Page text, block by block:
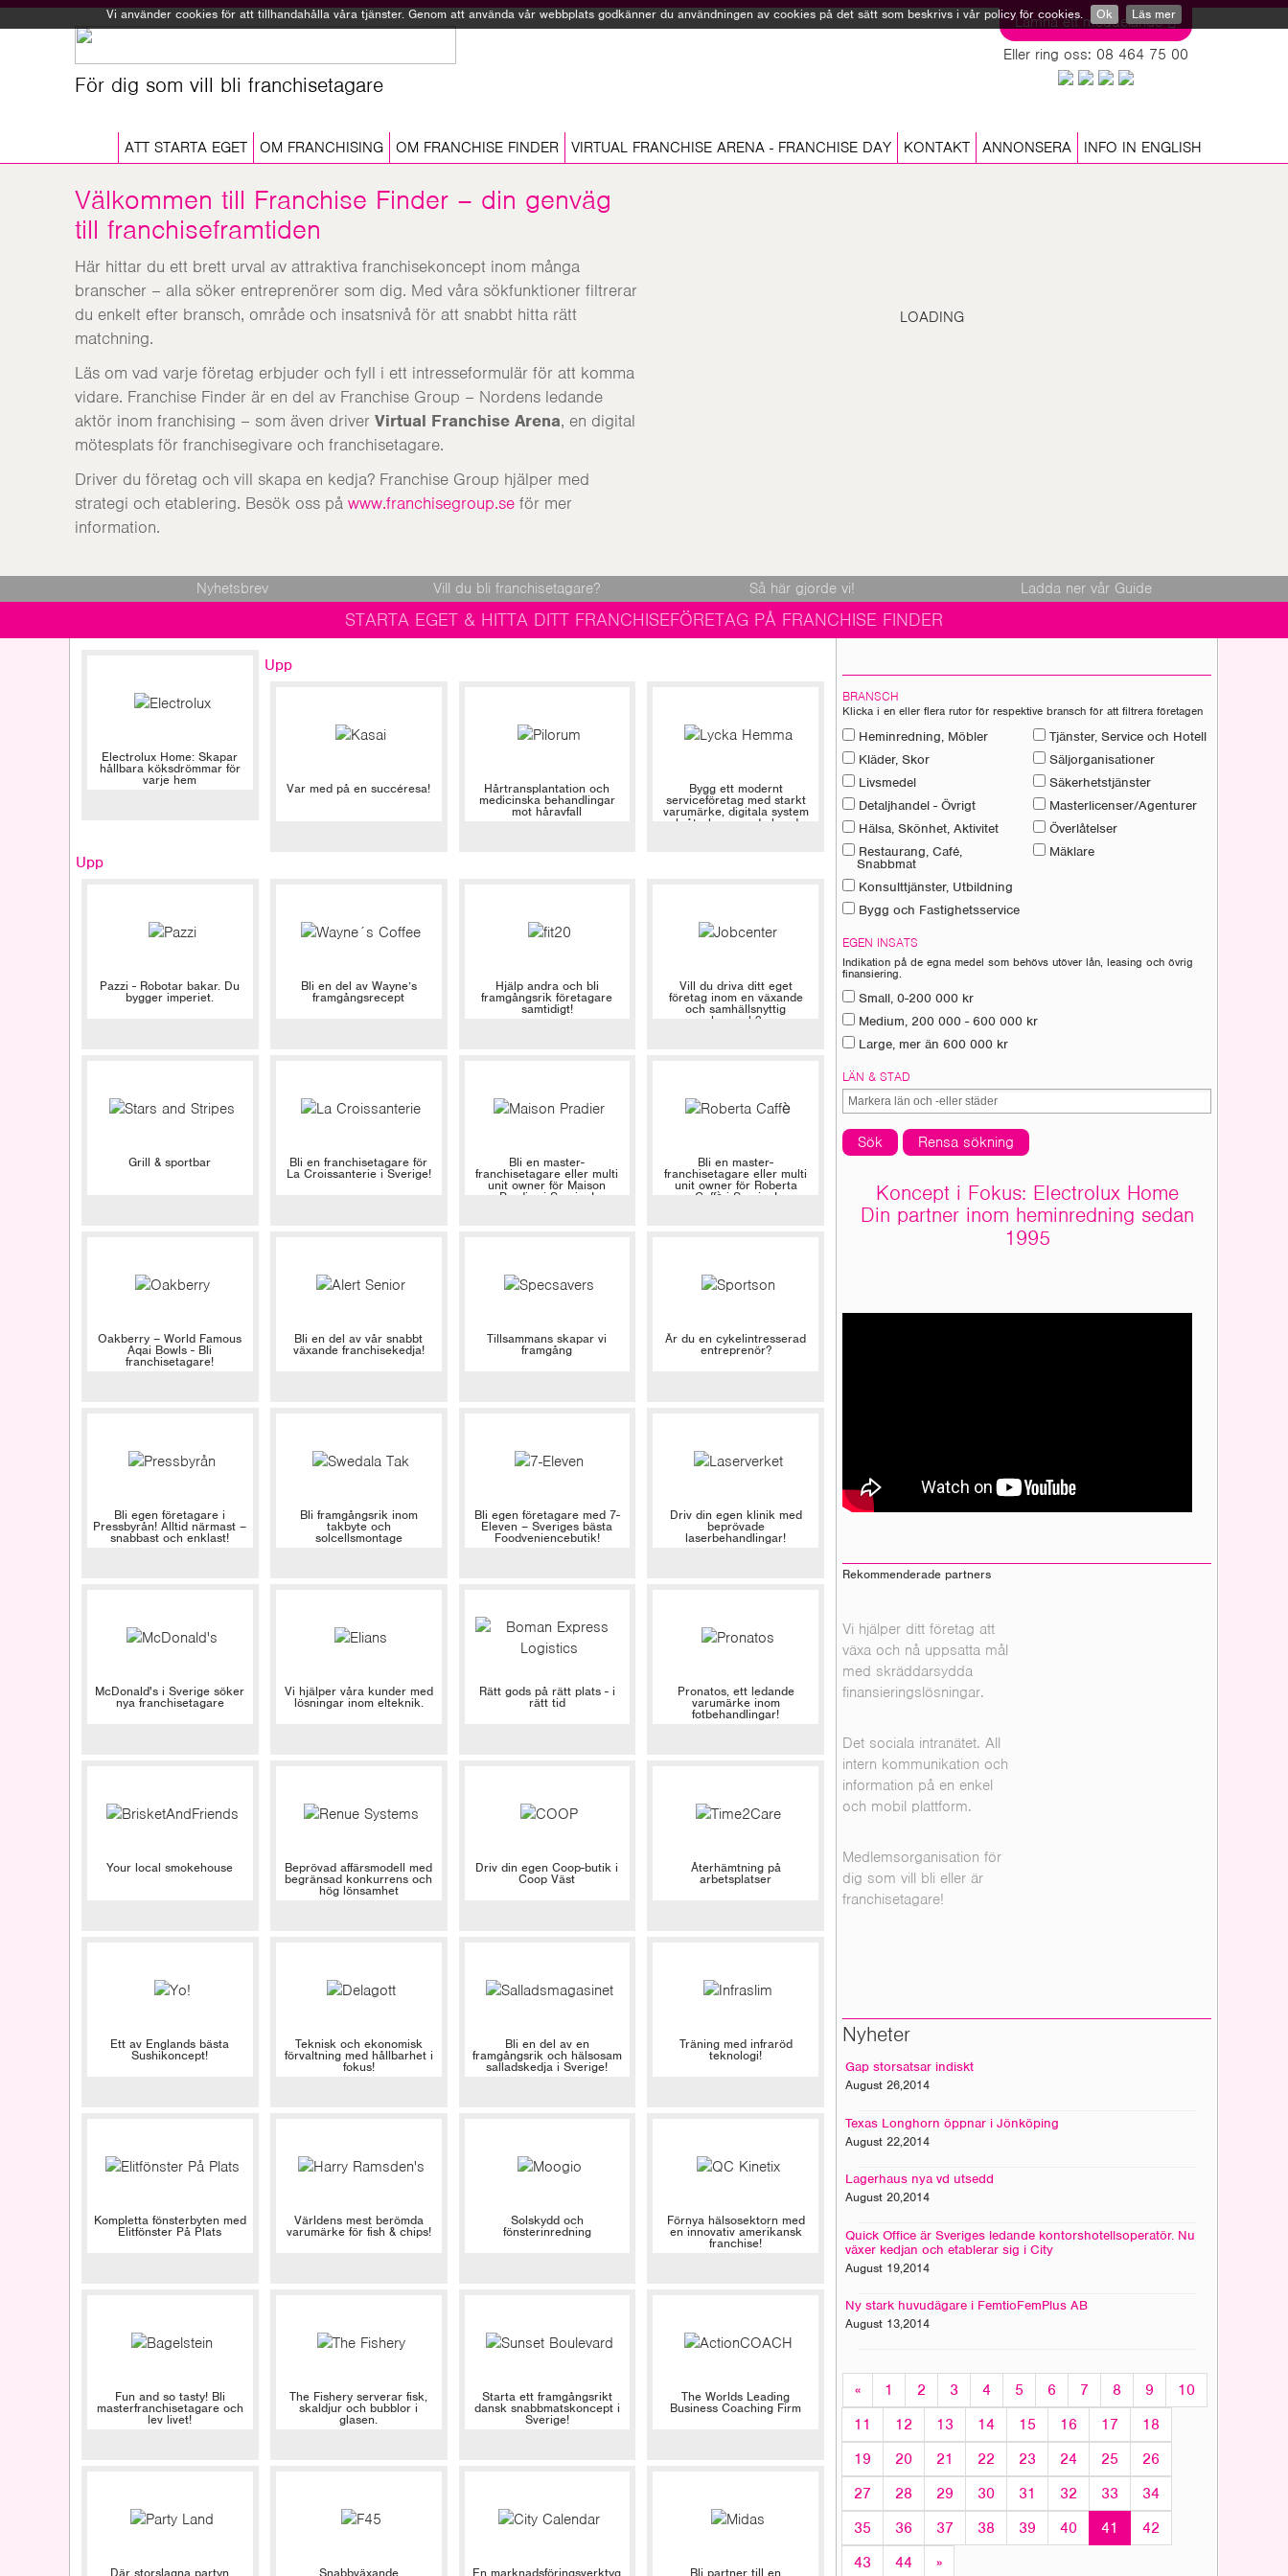
Vi använder cookies för att tillhandahålla våra tjänster. Genom att använda vår webbplats godkänner du användningen av cookies på det sätt som beskrivs i vår policy för cookies. Ok Läs mer
För dig som vill bli franchisetagare
Lämna ett meddelande
Eller ring oss: 08 464 75 00
ATT STARTA EGET OM FRANCHISING OM FRANCHISE FINDER VIRTUAL FRANCHISE ARENA - FRANCHISE DAY KONTAKT ANNONSERA INFO IN ENGLISH
Välkommen till Franchise Finder – din genväg
till franchiseframtiden
Här hittar du ett brett urval av attraktiva franchisekoncept inom många
branscher – alla söker entreprenörer som dig. Med våra sökfunktioner filtrerar
du enkelt efter bransch, område och insatsnivå för att snabbt hitta rätt
matchning.
Läs om vad varje företag erbjuder och fyll i ett intresseformulär för att komma
vidare. Franchise Finder är en del av Franchise Group – Nordens ledande
aktör inom franchising – som även driver Virtual Franchise Arena, en digital
mötesplats för franchisegivare och franchisetagare.
Driver du företag och vill skapa en kedja? Franchise Group hjälper med
strategi och etablering. Besök oss på www.franchisegroup.se för mer
information.
LOADING
Nyhetsbrev Vill du bli franchisetagare? Så här gjorde vi! Ladda ner vår Guide
STARTA EGET & HITTA DITT FRANCHISEFÖRETAG PÅ FRANCHISE FINDER
Electrolux Home: Skapar
hållbara köksdrömmar för
varje hem
Upp
Var med på en succéresa! Hårtransplantation och
medicinska behandlingar
mot håravfall
Bygg ett modernt
serviceföretag med starkt
varumärke, digitala system
och återkommande kunder
Upp
Pazzi - Robotar bakar. Du
bygger imperiet.
Bli en del av Wayne’s
framgångsrecept
Hjälp andra och bli
framgångsrik företagare
samtidigt!
Vill du driva ditt eget
företag inom en växande
och samhällsnyttig
bransch?
Grill & sportbar Bli en franchisetagare för
La Croissanterie i Sverige!
Bli en master-
franchisetagare eller multi
unit owner för Maison
Pradier i Sverige!
Bli en master-
franchisetagare eller multi
unit owner för Roberta
Caffè i Sverige!
Oakberry – World Famous
Aqai Bowls - Bli
franchisetagare!
Bli en del av vår snabbt
växande franchisekedja!
Tillsammans skapar vi
framgång
Är du en cykelintresserad
entreprenör?
Bli egen företagare i
Pressbyrån! Alltid närmast –
snabbast och enklast!
Bli framgångsrik inom
takbyte och
solcellsmontage
Bli egen företagare med 7-
Eleven – Sveriges bästa
Foodveniencebutik!
Driv din egen klinik med
beprövade
laserbehandlingar!
McDonald's i Sverige söker
nya franchisetagare
Vi hjälper våra kunder med
lösningar inom elteknik.
Rätt gods på rätt plats - i
rätt tid
Pronatos, ett ledande
varumärke inom
fotbehandlingar!
Your local smokehouse Beprövad affärsmodell med
begränsad konkurrens och
hög lönsamhet
Driv din egen Coop-butik i
Coop Väst
Återhämtning på
arbetsplatser
Ett av Englands bästa
Sushikoncept!
Teknisk och ekonomisk
förvaltning med hållbarhet i
fokus!
Bli en del av en
framgångsrik och hälsosam
salladskedja i Sverige!
Träning med infraröd
teknologi!
Kompletta fönsterbyten med
Elitfönster På Plats
Världens mest berömda
varumärke för fish & chips!
Solskydd och
fönsterinredning
Förnya hälsosektorn med
en innovativ amerikansk
franchise!
Fun and so tasty! Bli
masterfranchisetagare och
lev livet!
The Fishery serverar fisk,
skaldjur och bubblor i
glasen.
Starta ett framgångsrikt
dansk snabbmatskoncept i
Sverige!
The Worlds Leading
Business Coaching Firm
Där storslagna partyn Snabbväxande En marknadsföringsverktyg Bli partner till en
BRANSCH
Klicka i en eller flera rutor för respektive bransch för att filtrera företagen
Heminredning, Möbler
Kläder, Skor
Livsmedel
Detaljhandel - Övrigt
Hälsa, Skönhet, Aktivitet
Restaurang, Café,
Snabbmat
Konsulttjänster, Utbildning
Bygg och Fastighetsservice
Tjänster, Service och Hotell
Säljorganisationer
Säkerhetstjänster
Masterlicenser/Agenturer
Överlåtelser
Mäklare
EGEN INSATS
Indikation på de egna medel som behövs utöver lån, leasing och övrig
finansiering.
Small, 0-200 000 kr
Medium, 200 000 - 600 000 kr
Large, mer än 600 000 kr
LÄN & STAD
Sök Rensa sökning
Koncept i Fokus: Electrolux Home
Din partner inom heminredning sedan
1995
Rekommenderade partners
Vi hjälper ditt företag att
växa och nå uppsatta mål
med skräddarsydda
finansieringslösningar.
Det sociala intranätet. All
intern kommunikation och
information på en enkel
och mobil plattform.
Medlemsorganisation för
dig som vill bli eller är
franchisetagare!
Nyheter
Gap storsatsar indiskt
August 26,2014
Texas Longhorn öppnar i Jönköping
August 22,2014
Lagerhaus nya vd utsedd
August 20,2014
Quick Office är Sveriges ledande kontorshotellsoperatör. Nu
växer kedjan och etablerar sig i City
August 19,2014
Ny stark huvudägare i FemtioFemPlus AB
August 13,2014
« 1 2 3 4 5 6 7 8 9
10
11
12 13 14 15 16 17
18
19
20 21 22 23 24 25
26
27
28 29 30 31 32 33
34
35
36 37 38 39 40 41
42
43
44 »